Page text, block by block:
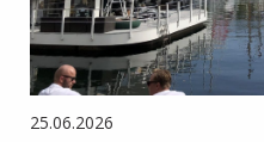
25.06.2026